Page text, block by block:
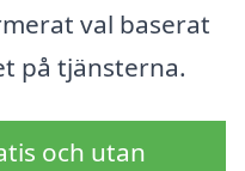
val baserat
på tjänsterna.
och utan